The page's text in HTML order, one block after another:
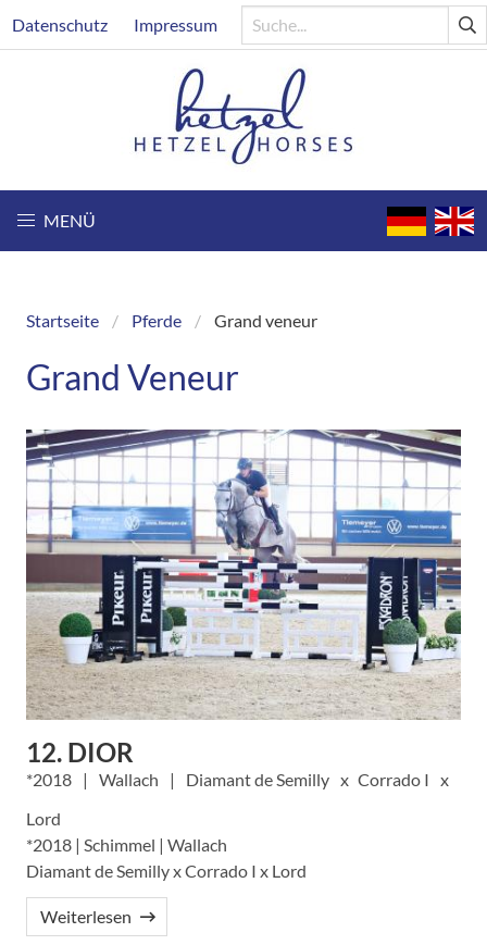
zum
Header
Datenschutz Impressum
MENÜ
Breadcrumb
Startseite Pferde Grand veneur
Grand Veneur
12. DIOR
2018 Wallach Diamant de Semilly
Corrado I
Lord
*2018 | Schimmel | Wallach
Diamant de Semilly x Corrado I x Lord
Weiterlesen